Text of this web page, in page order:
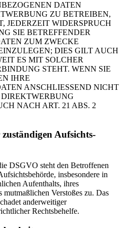
DATEN
ZU BETREIBEN,
JEDERZEIT WIDERSPRUCH
SIE BETREFFENDER
ZUM ZWECKE
DIES GILT AUCH
ES MIT SOLCHER
STEHT. WENN SIE
IHRE
ANSCHLIESSEND NICHT
NACH ART. 21 ABS. 2
zuständigen Aufsichts­
DSGVO steht den Betroffenen
insbesondere in
Aufenthalts, ihres
mutmaßlichen Verstoßes zu. Das
anderweitiger
Rechtsbehelfe.